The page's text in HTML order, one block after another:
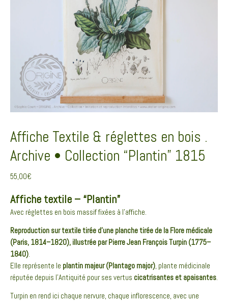
Affiche Textile & réglettes en bois .
Archive • Collection “Plantin” 1815
55,00€
Affiche textile – “Plantin”
Avec réglettes en bois massif fixées à l’affiche.
Reproduction sur textile tirée d’une planche tirée de la Flore médicale
(Paris, 1814–1820), illustrée par Pierre Jean François Turpin (1775–
1840).
Elle représente le plantin majeur (Plantago major), plante médicinale
réputée depuis l’Antiquité pour ses vertus cicatrisantes et apaisantes.
Turpin en rend ici chaque nervure, chaque inflorescence, avec une